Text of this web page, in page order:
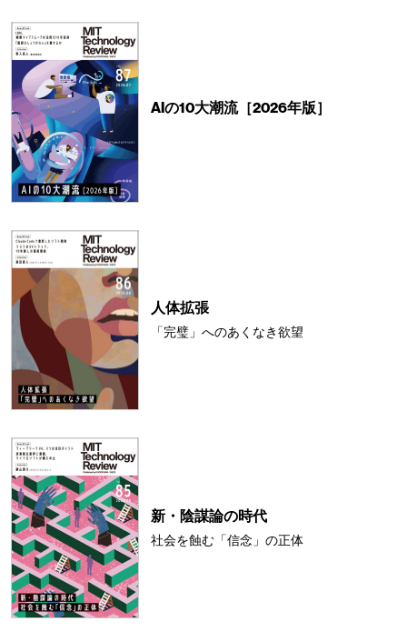
AIの10大潮流［2026年版］
人体拡張
「完璧」へのあくなき欲望
新・陰謀論の時代
社会を蝕む「信念」の正体